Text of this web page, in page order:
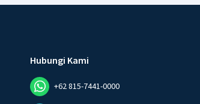
Hubungi Kami
+62 815-7441-0000